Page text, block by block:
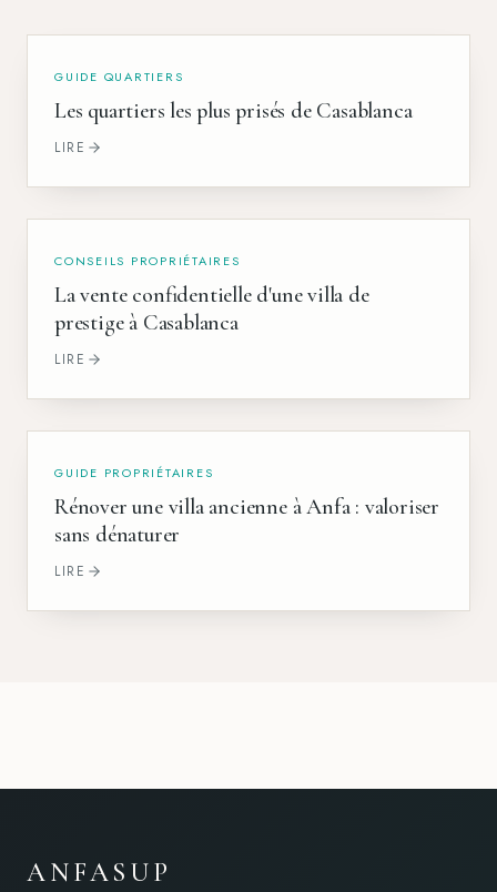
GUIDE QUARTIERS
Les quartiers les plus prisés de Casablanca
LIRE
CONSEILS PROPRIÉTAIRES
La vente confidentielle d'une villa de
prestige à Casablanca
LIRE
GUIDE PROPRIÉTAIRES
Rénover une villa ancienne à Anfa : valoriser
sans dénaturer
LIRE
ANFASUP